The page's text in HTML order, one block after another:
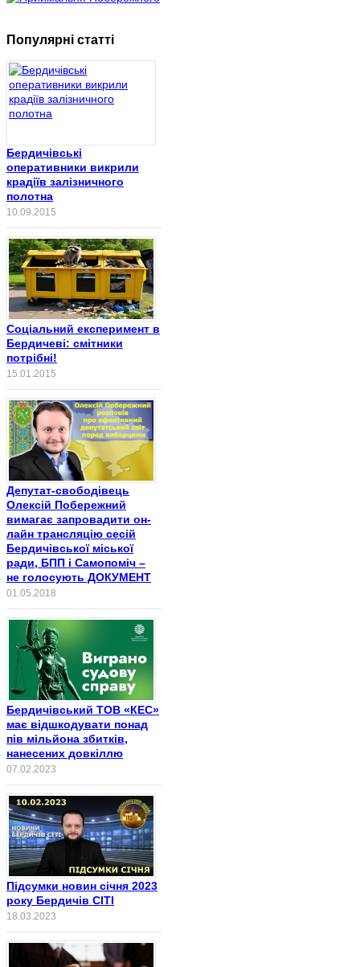
Популярні статті
Бердичівські
оперативники викрили
крадіїв залізничного
полотна
10.09.2015
Соціальний експеримент в
Бердичеві: смітники
потрібні!
15.01.2015
Депутат-свободівець
Олексій Побережний
вимагає запровадити он-
лайн трансляцію сесій
Бердичівської міської
ради, БПП і Самопоміч –
не голосують ДОКУМЕНТ
01.05.2018
Бердичівський ТОВ «КЕС»
має відшкодувати понад
пів мільйона збитків,
нанесених довкіллю
07.02.2023
Підсумки новин січня 2023
року Бердичів СІТІ
18.03.2023